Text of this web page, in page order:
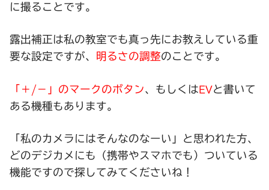
に撮ることです。
露出補正は私の教室でも真っ先にお教えしている重
要な設定ですが、
明るさの調整のことです。
「＋/－」のマークのボタン、もしくは EVと書いて
ある機種もあります。
「私のカメラにはそんなのなーい」と思われた方、
どのデジカメにも（携帯やスマホでも）ついている
機能ですので探してみてくださいね！